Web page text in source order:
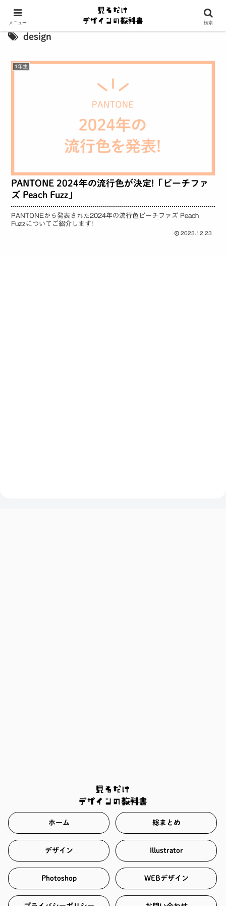
design
1年生
PANTONE 2024年の流行色が決定!「ピーチファ
ズ Peach Fuzz」
PANTONEから発表された2024年の流行色ピーチファズ Peach
Fuzzについてご紹介します!
2023.12.23
ホーム 総まとめ
デザイン Illustrator
Photoshop WEBデザイン
メニュー 検索